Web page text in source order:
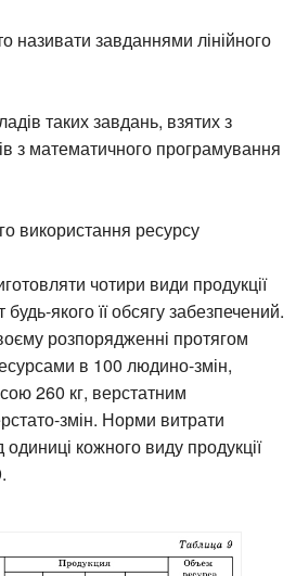
називати завданнями лінійного
таких завдань, взятих з
з математичного програмування
використання ресурсу
чотири види продукції
якого її обсягу забезпечений.
розпорядженні протягом
в 100 людино-змін,
260 кг, верстатним
змін. Норми витрати
одиниці кожного виду продукції